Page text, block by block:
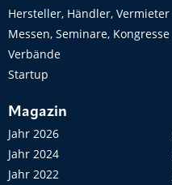
Hersteller, Händler, Vermieter
Messen, Seminare, Kongresse
Verbände
Startup
Magazin
Jahr 2026
Jahr 2024
Jahr 2022